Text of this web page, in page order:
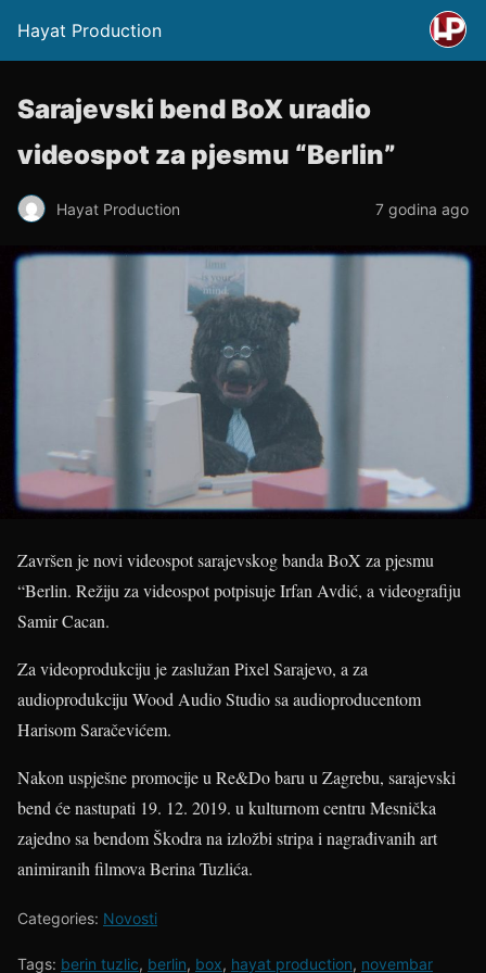
Hayat Production
Sarajevski bend BoX uradio
videospot za pjesmu “Berlin”
Hayat Production 7 godina ago
Završen je novi videospot sarajevskog banda BoX za pjesmu
“Berlin. Režiju za videospot potpisuje Irfan Avdić, a videografiju
Samir Cacan.
Za videoprodukciju je zaslužan Pixel Sarajevo, a za
audioprodukciju Wood Audio Studio sa audioproducentom
Harisom Saračevićem.
Nakon uspješne promocije u Re&Do baru u Zagrebu, sarajevski
bend će nastupati 19. 12. 2019. u kulturnom centru Mesnička
zajedno sa bendom Škodra na izložbi stripa i nagrađivanih art
animiranih filmova Berina Tuzlića.
Categories: Novosti
Tags: berin tuzlic, berlin, box, hayat production, novembar